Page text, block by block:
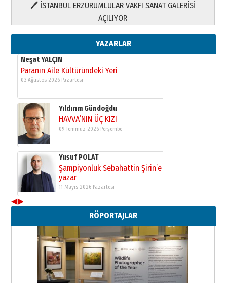
🖊 İSTANBUL ERZURUMLULAR VAKFI SANAT GALERİSİ
AÇILIYOR
YAZARLAR
Yusuf POLAT
Şampiyonluk Sebahattin Şirin’e
yazar
11 Mayıs 2026 Pazartesi
Neşat YALÇIN
Paranın Aile Kültüründeki Yeri
03 Ağustos 2026 Pazartesi
Yıldırım Gündoğdu
HAVVA’NIN ÜÇ KIZI
09 Temmuz 2026 Perşembe
Yusuf POLAT
Şampiyonluk Sebahattin Şirin’e
yazar
11 Mayıs 2026 Pazartesi
Neşat YALÇIN
Paranın Aile Kültüründeki Yeri
03 Ağustos 2026 Pazartesi
Yıldırım Gündoğdu
HAVVA’NIN ÜÇ KIZI
09 Temmuz 2026 Perşembe
◀▶
RÖPORTAJLAR